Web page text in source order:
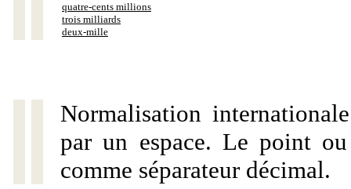
quatre-cents millions
trois milliards
deux-mille
Normalisation
par un espace. Le point
comme séparateur décimal.